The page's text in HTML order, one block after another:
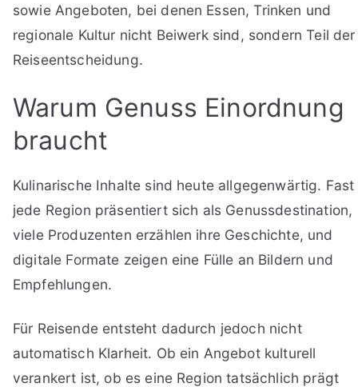
sowie Angeboten, bei denen Essen, Trinken und
regionale Kultur nicht Beiwerk sind, sondern Teil der
Reiseentscheidung.
Warum Genuss Einordnung
braucht
Kulinarische Inhalte sind heute allgegenwärtig. Fast
jede Region präsentiert sich als Genussdestination,
viele Produzenten erzählen ihre Geschichte, und
digitale Formate zeigen eine Fülle an Bildern und
Empfehlungen.
Für Reisende entsteht dadurch jedoch nicht
automatisch Klarheit. Ob ein Angebot kulturell
verankert ist, ob es eine Region tatsächlich prägt